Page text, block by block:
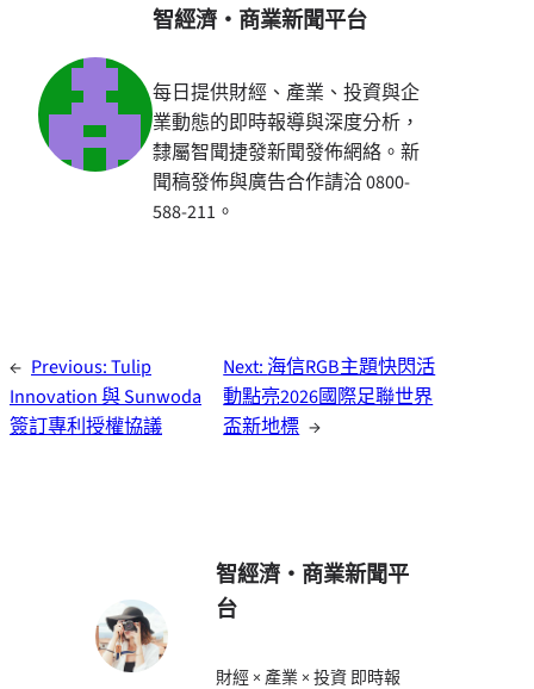
智經濟・商業新聞平台
每日提供財經、產業、投資與企
業動態的即時報導與深度分析，
隸屬智聞捷發新聞發佈網絡。新
聞稿發佈與廣告合作請洽 0800-
588-211。
← Previous:Tulip
Innovation 與 Sunwoda
簽訂專利授權協議
Next: 海信RGB主題快閃活
動點亮2026國際足聯世界
盃新地標 →
智經濟・商業新聞平
台
財經 × 產業 × 投資 即時報